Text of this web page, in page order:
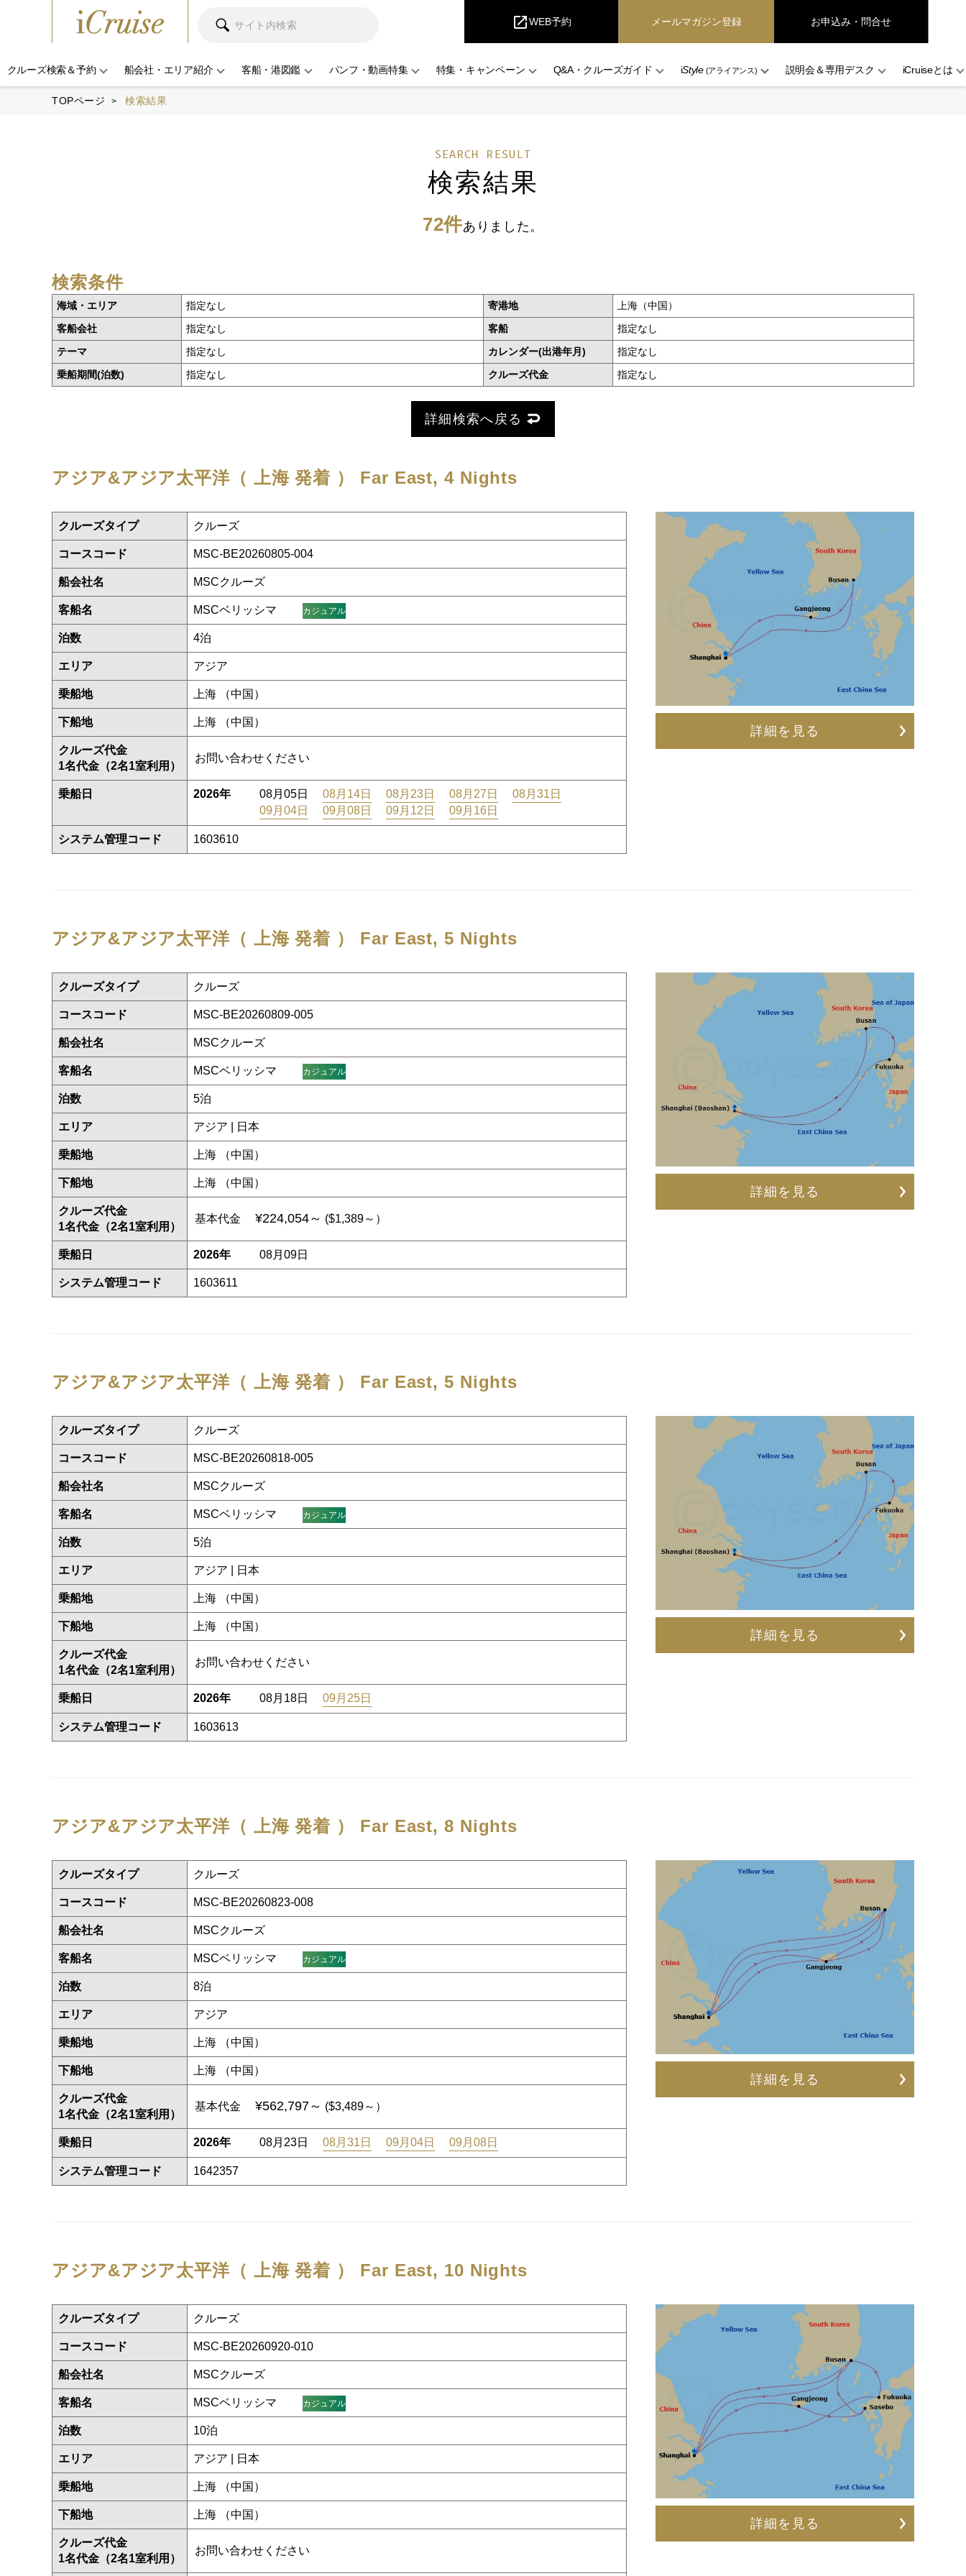
open_in_newWEB予約 メールマガジン登録 お申込み・問合せ
クルーズ検索＆予約 船会社・エリア紹介 客船・港図鑑 パンフ・動画特集 特集・キャンペーン Q&A・クルーズガイド iStyle(アライアンス) 説明会＆専用デスク iCruiseとは
TOPページ 検索結果
SEARCH RESULT
検索結果
72件ありました。
検索条件
海域・エリア 指定なし 寄港地
上海（中国）
客船会社
指定なし 客船
指定なし
テーマ
指定なし カレンダー(出港年月)
指定なし
乗船期間(泊数)
指定なし クルーズ代金 指定なし
詳細検索へ戻る
アジア&アジア太平洋（ 上海 発着 ） Far East, 4 Nights
詳細を見る
クルーズタイプ クルーズ
コースコード MSC-BE20260805-004
船会社名 MSCクルーズ
客船名 MSCベリッシマ カジュアル
泊数 4泊
エリア アジア
乗船地 上海 （中国）
下船地 上海 （中国）
クルーズ代金
1名代金（2名1室利用）
お問い合わせください
乗船日 2026年 08月05日 08月14日 08月23日 08月27日
08月31日
09月04日
09月08日 09月12日 09月16日
システム管理コード 1603610
アジア&アジア太平洋（ 上海 発着 ） Far East, 5 Nights
詳細を見る
クルーズタイプ クルーズ
コースコード MSC-BE20260809-005
船会社名 MSCクルーズ
客船名 MSCベリッシマ カジュアル
泊数 5泊
エリア アジア | 日本
乗船地 上海 （中国）
下船地 上海 （中国）
クルーズ代金
1名代金（2名1室利用）
基本代金 ¥224,054～ ($1,389～）
乗船日 2026年 08月09日
システム管理コード 1603611
アジア&アジア太平洋（ 上海 発着 ） Far East, 5 Nights
詳細を見る
クルーズタイプ クルーズ
コースコード MSC-BE20260818-005
船会社名 MSCクルーズ
客船名 MSCベリッシマ カジュアル
泊数 5泊
エリア アジア | 日本
乗船地 上海 （中国）
下船地 上海 （中国）
クルーズ代金
1名代金（2名1室利用）
お問い合わせください
乗船日 2026年 08月18日 09月25日
システム管理コード 1603613
アジア&アジア太平洋（ 上海 発着 ） Far East, 8 Nights
詳細を見る
クルーズタイプ クルーズ
コースコード MSC-BE20260823-008
船会社名 MSCクルーズ
客船名 MSCベリッシマ カジュアル
泊数 8泊
エリア アジア
乗船地 上海 （中国）
下船地 上海 （中国）
クルーズ代金
1名代金（2名1室利用）
基本代金 ¥562,797～ ($3,489～）
乗船日 2026年 08月23日 08月31日 09月04日 09月08日
システム管理コード 1642357
アジア&アジア太平洋（ 上海 発着 ） Far East, 10 Nights
詳細を見る
クルーズタイプ クルーズ
コースコード MSC-BE20260920-010
船会社名 MSCクルーズ
客船名 MSCベリッシマ カジュアル
泊数 10泊
エリア アジア | 日本
乗船地 上海 （中国）
下船地 上海 （中国）
クルーズ代金
1名代金（2名1室利用）
お問い合わせください